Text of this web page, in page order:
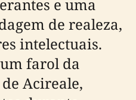
e uma
de realeza,
intelectuais.
farol da
Acireale,